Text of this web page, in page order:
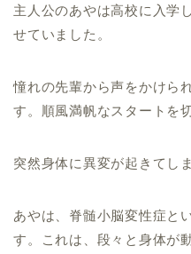
主人公のあやは高校に入学
せていました。
憧れの先輩から声をかけら
す。順風満帆なスタートを
突然身体に異変が起きてし
あやは、脊髄小脳変性症と
す。これは、段々と身体が